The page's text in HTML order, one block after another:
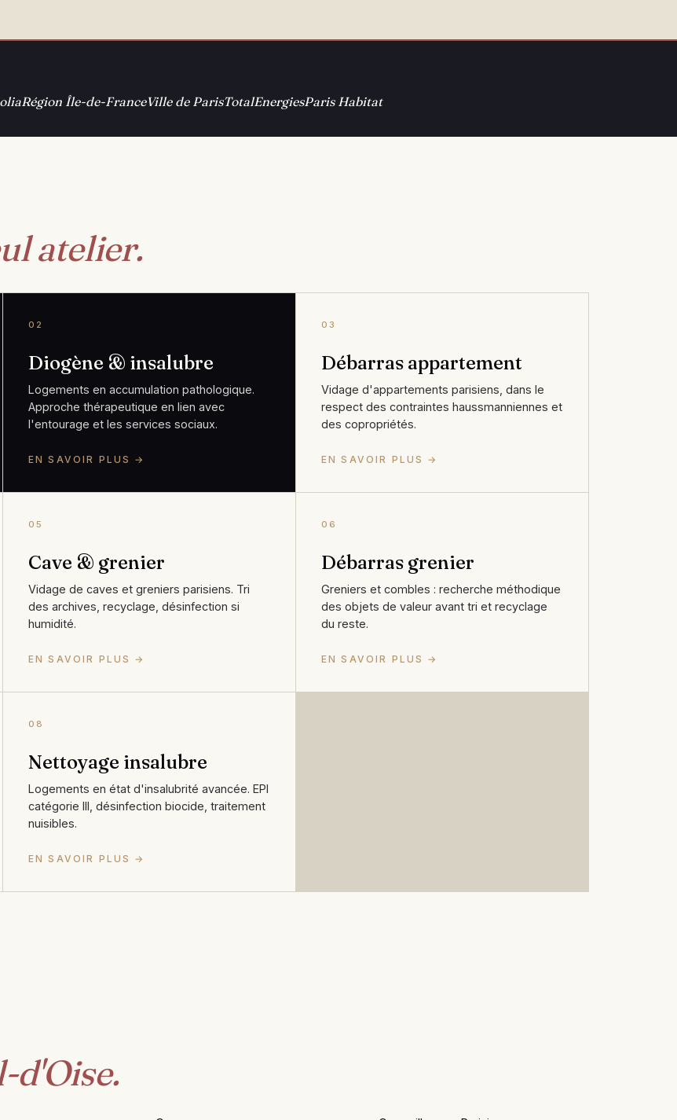
Région Île-de-FranceVille de ParisTotalEnergiesParis Habitat
atelier.
02
Diogène & insalubre
Logements en accumulation pathologique.
Approche thérapeutique en lien avec
l'entourage et les services sociaux.
EN SAVOIR PLUS →
03
Débarras appartement
Vidage d'appartements parisiens, dans le
respect des contraintes haussmanniennes et
des copropriétés.
EN SAVOIR PLUS →
05
Cave & grenier
Vidage de caves et greniers parisiens. Tri
des archives, recyclage, désinfection si
humidité.
EN SAVOIR PLUS →
06
Débarras grenier
Greniers et combles : recherche méthodique
des objets de valeur avant tri et recyclage
du reste.
EN SAVOIR PLUS →
08
Nettoyage insalubre
Logements en état d'insalubrité avancée. EPI
catégorie III, désinfection biocide, traitement
nuisibles.
EN SAVOIR PLUS →
d'Oise.